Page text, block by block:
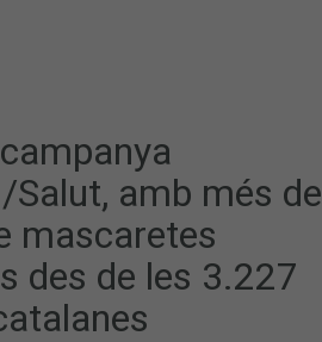
amb més de
mascaretes
des de les 3.227